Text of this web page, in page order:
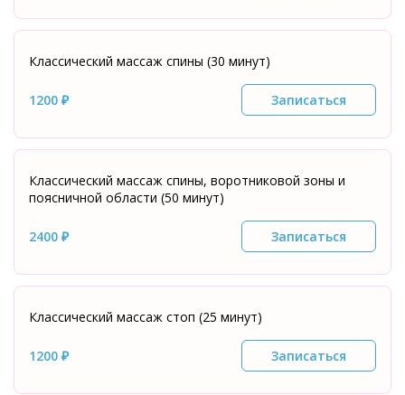
Классический массаж спины (30 минут)
1200 ₽ Записаться
Классический массаж спины, воротниковой зоны и
поясничной области (50 минут)
2400 ₽ Записаться
Классический массаж стоп (25 минут)
1200 ₽ Записаться